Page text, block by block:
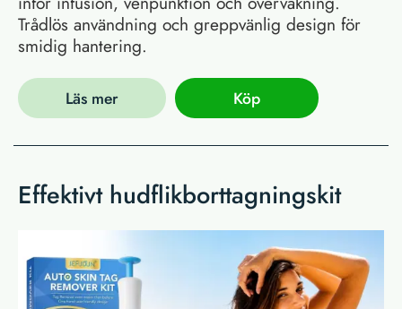
Trådlös användning och greppvänlig design för
smidig hantering.
Läs mer Köp
Effektivt hudflikborttagningskit